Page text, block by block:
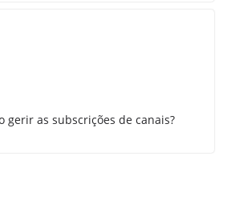
gerir as subscrições de canais?